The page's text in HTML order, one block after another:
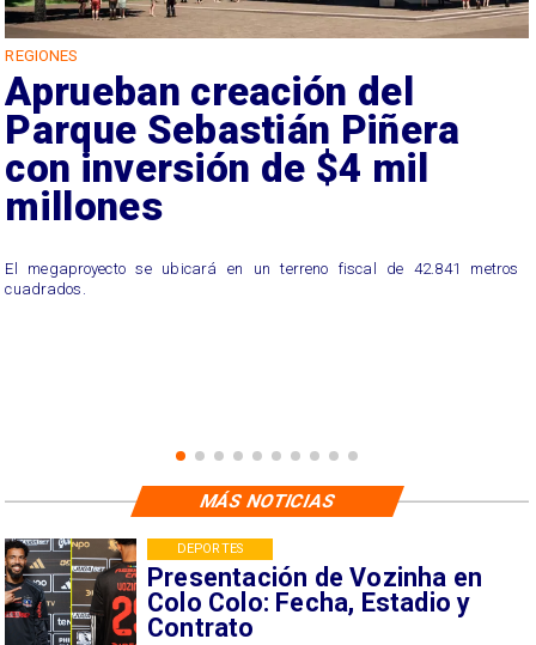
REGIONES
Aprueban creación del
Parque Sebastián Piñera
con inversión de $4 mil
millones
El megaproyecto se ubicará en un terreno fiscal de 42.841 metros
cuadrados.
Presentación de Vozinha en
Colo Colo: Fecha, Estadio y
Contrato
DEPORTES
MÁS NOTICIAS